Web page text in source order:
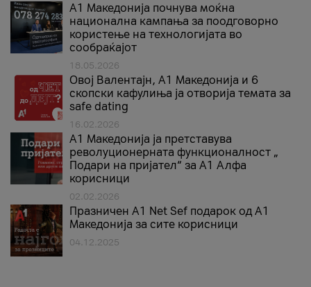
A1 Македонија почнува моќна
национална кампања за поодговорно
користење на технологијата во
сообраќајот
18.05.2026
Овој Валентајн, A1 Македонија и 6
скопски кафулиња ја отворија темата за
safe dating
16.02.2026
А1 Македонија ја претставува
револуционерната функционалност „
Подари на пријател“ за А1 Алфа
корисници
02.02.2026
Празничен A1 Net Sеf подарок од А1
Македонија за сите корисници
04.12.2025